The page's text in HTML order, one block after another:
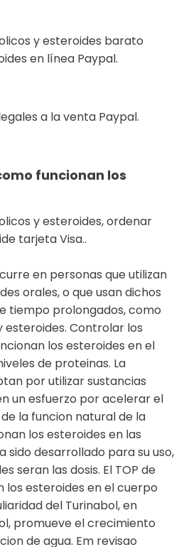
y esteroides barato
en línea Paypal.
a la venta Paypal.
funcionan los
y esteroides, ordenar
tarjeta Visa..
en personas que utilizan
orales, o que usan dichos
tiempo prolongados, como
esteroides. Controlar los
los esteroides en el
de proteinas. La
por utilizar sustancias
un esfuerzo por acelerar el
la funcion natural de la
los esteroides en las
sido desarrollado para su uso,
seran las dosis. El TOP de
los esteroides en el cuerpo
del Turinabol, en
promueve el crecimiento
de agua. Em revisao